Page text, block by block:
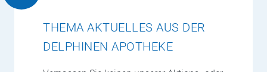
THEMA AKTUELLES AUS DER
DELPHINEN APOTHEKE